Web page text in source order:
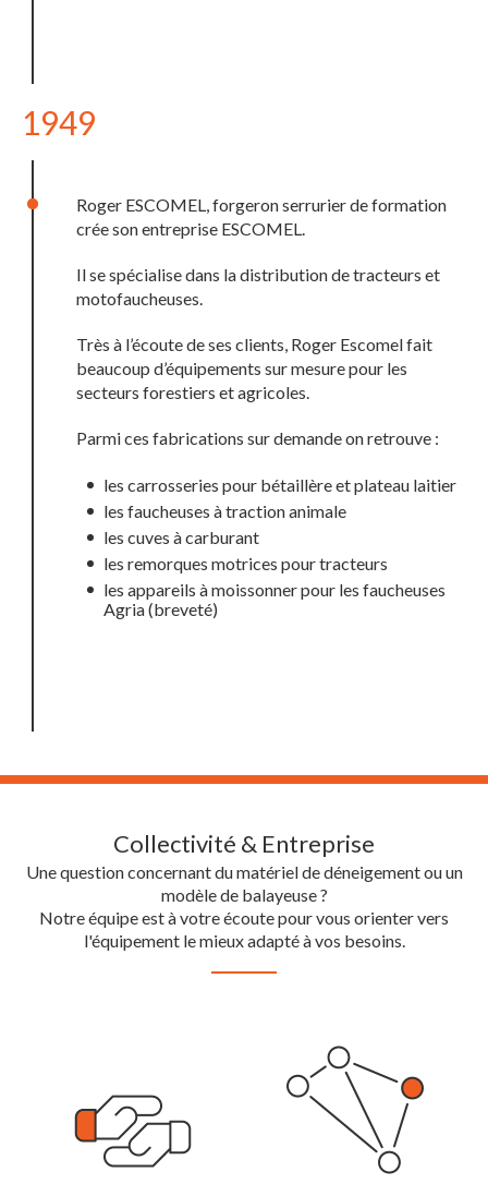
1949
Roger ESCOMEL, forgeron serrurier de formation
crée son entreprise ESCOMEL.
Il se spécialise dans la distribution de tracteurs et
motofaucheuses.
Très à l’écoute de ses clients, Roger Escomel fait
beaucoup d’équipements sur mesure pour les
secteurs forestiers et agricoles.
Parmi ces fabrications sur demande on retrouve :
les carrosseries pour bétaillère et plateau laitier
les faucheuses à traction animale
les cuves à carburant
les remorques motrices pour tracteurs
les appareils à moissonner pour les faucheuses
Agria (breveté)
Collectivité & Entreprise
Une question concernant du matériel de déneigement ou un
modèle de balayeuse ?
Notre équipe est à votre écoute pour vous orienter vers
l'équipement le mieux adapté à vos besoins.